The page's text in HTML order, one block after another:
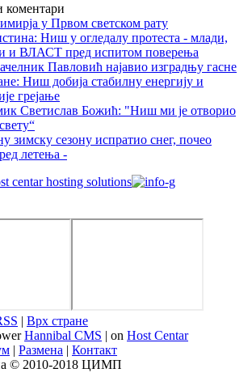
у Првом светском рату
Ниш у огледалу протеста - млади,
и ВЛАСТ пред испитом поверења
Павловић најавио изградњу гасне
Ниш добија стабилну енергију и
грејање
Светислав Божић: "Ниш ми је отворио
зимску сезону испратио снег, почео
летења -
| Врх стране
Hannibal CMS | on Host Centar
| Размена | Контакт
© 2010-2018 ЦИМП